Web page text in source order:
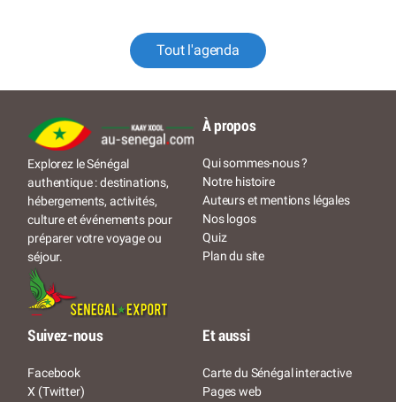
Tout l'agenda
Explorez le Sénégal
authentique : destinations,
hébergements, activités,
culture et événements pour
préparer votre voyage ou
séjour.
À propos
Qui sommes-nous ?
Notre histoire
Auteurs et mentions légales
Nos logos
Quiz
Plan du site
Suivez-nous
Facebook
X (Twitter)
Et aussi
Carte du Sénégal interactive
Pages web